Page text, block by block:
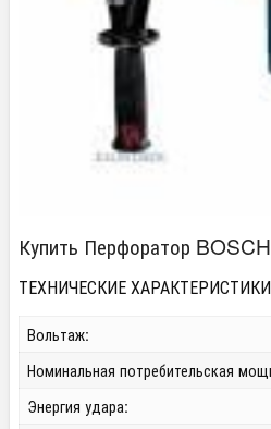
Купить Перфоратор
ТЕХНИЧЕСКИЕ ХАРАКТЕРИСТИКИ
Вольтаж:
Номинальная потребительская
Энергия удара: